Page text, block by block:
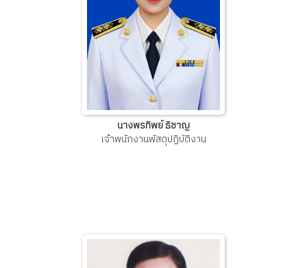
นางพรทิพย์ ธิชาญ
เจ้าพนักงานพัสดุปฏิบัติงาน